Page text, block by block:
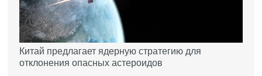
Китай предлагает ядерную стратегию для
отклонения опасных астероидов